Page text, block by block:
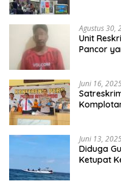
Agustus 30,
Unit
Pancor
Juni 16,
Juni 13,
Diduga
Ketupat